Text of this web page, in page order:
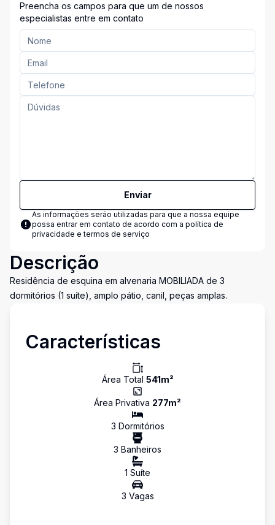
Preencha os campos para que um de nossos
especialistas entre em contato
Enviar
As informações serão utilizadas para que a nossa equipe
possa entrar em contato de acordo com a política de
privacidade e termos de serviço
Descrição
Residência de esquina em alvenaria MOBILIADA de 3
dormitórios (1 suíte), amplo pátio, canil, peças amplas.
Características
Área Total 541m²
Área Privativa 277m²
3 Dormitórios
3 Banheiros
1 Suíte
3 Vagas